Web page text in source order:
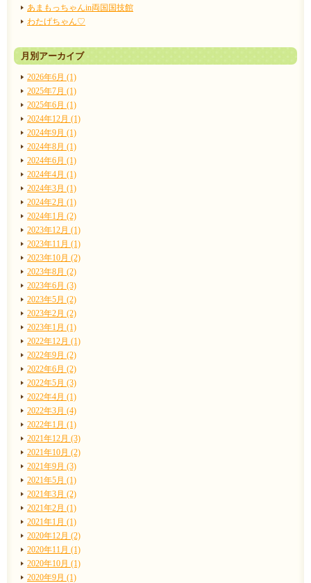
あまもっちゃんin両国国技館
わたげちゃん♡
月別アーカイブ
2026年6月 (1)
2025年7月 (1)
2025年6月 (1)
2024年12月 (1)
2024年9月 (1)
2024年8月 (1)
2024年6月 (1)
2024年4月 (1)
2024年3月 (1)
2024年2月 (1)
2024年1月 (2)
2023年12月 (1)
2023年11月 (1)
2023年10月 (2)
2023年8月 (2)
2023年6月 (3)
2023年5月 (2)
2023年2月 (2)
2023年1月 (1)
2022年12月 (1)
2022年9月 (2)
2022年6月 (2)
2022年5月 (3)
2022年4月 (1)
2022年3月 (4)
2022年1月 (1)
2021年12月 (3)
2021年10月 (2)
2021年9月 (3)
2021年5月 (1)
2021年3月 (2)
2021年2月 (1)
2021年1月 (1)
2020年12月 (2)
2020年11月 (1)
2020年10月 (1)
2020年9月 (1)